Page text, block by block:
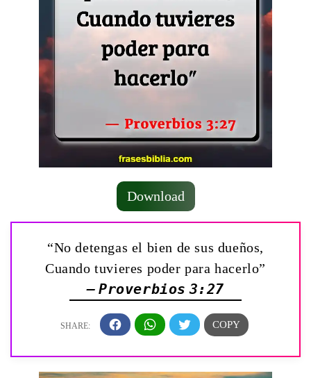
Download
“No detengas el bien de sus dueños,
Cuando tuvieres poder para hacerlo”
— Proverbios 3:27